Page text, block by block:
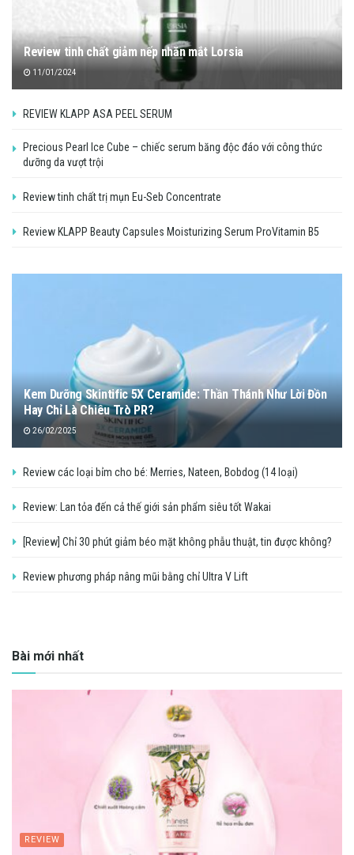
Review tinh chất giảm nếp nhăn mắt Lorsia
11/01/2024
REVIEW KLAPP ASA PEEL SERUM
Precious Pearl Ice Cube – chiếc serum băng độc đáo với công thức
dưỡng da vượt trội
Review tinh chất trị mụn Eu-Seb Concentrate
Review KLAPP Beauty Capsules Moisturizing Serum ProVitamin B5
Kem Dưỡng Skintific 5X Ceramide: Thần Thánh Như Lời Đồn
Hay Chỉ Là Chiêu Trò PR?
26/02/2025
Review các loại bỉm cho bé: Merries, Nateen, Bobdog (14 loại)
Review: Lan tỏa đến cả thế giới sản phẩm siêu tốt Wakai
[Review] Chỉ 30 phút giảm béo mặt không phẫu thuật, tin được không?
Review phương pháp nâng mũi bằng chỉ Ultra V Lift
Bài mới nhất
REVIEW